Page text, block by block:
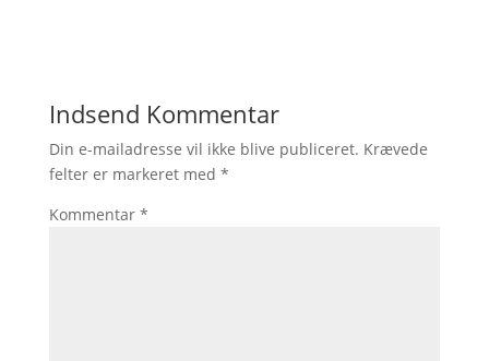
Indsend Kommentar
Din e-mailadresse vil ikke blive publiceret. Krævede
felter er markeret med *
Kommentar *